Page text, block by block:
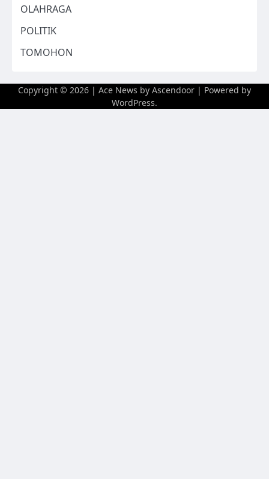
OLAHRAGA
POLITIK
TOMOHON
Copyright © 2026 | Ace News by Ascendoor | Powered by
WordPress.